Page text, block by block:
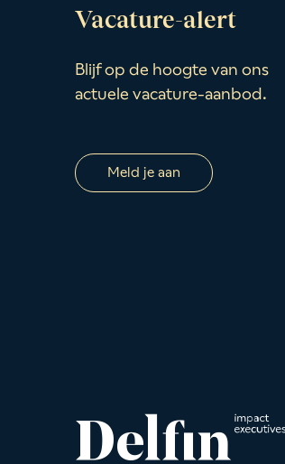
Vacature-alert
Blijf op de hoogte van ons
actuele vacature-aanbod.
Meld je aan